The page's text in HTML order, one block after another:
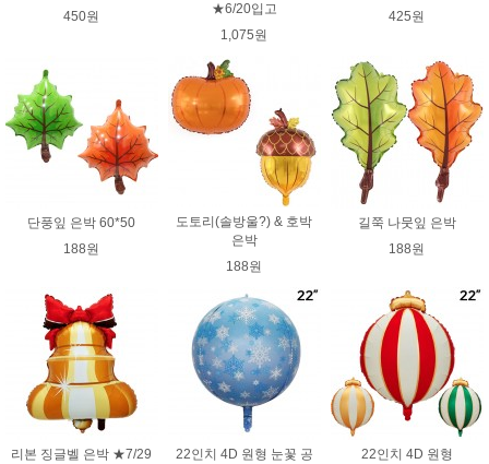
450원
★6/20입고
1,075원
425원
단풍잎 은박 60*50
188원
도토리(솔방울?) & 호박
은박
188원
길쭉 나뭇잎 은박
188원
리본 징글벨 은박 ★7/29
22인치 4D 원형 눈꽃 공
22인치 4D 원형